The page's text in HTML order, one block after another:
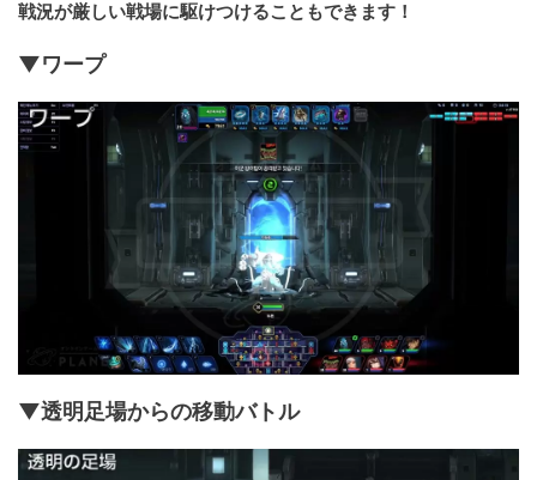
戦況が厳しい戦場に駆けつけることもできます！
▼ワープ
▼透明足場からの移動バトル